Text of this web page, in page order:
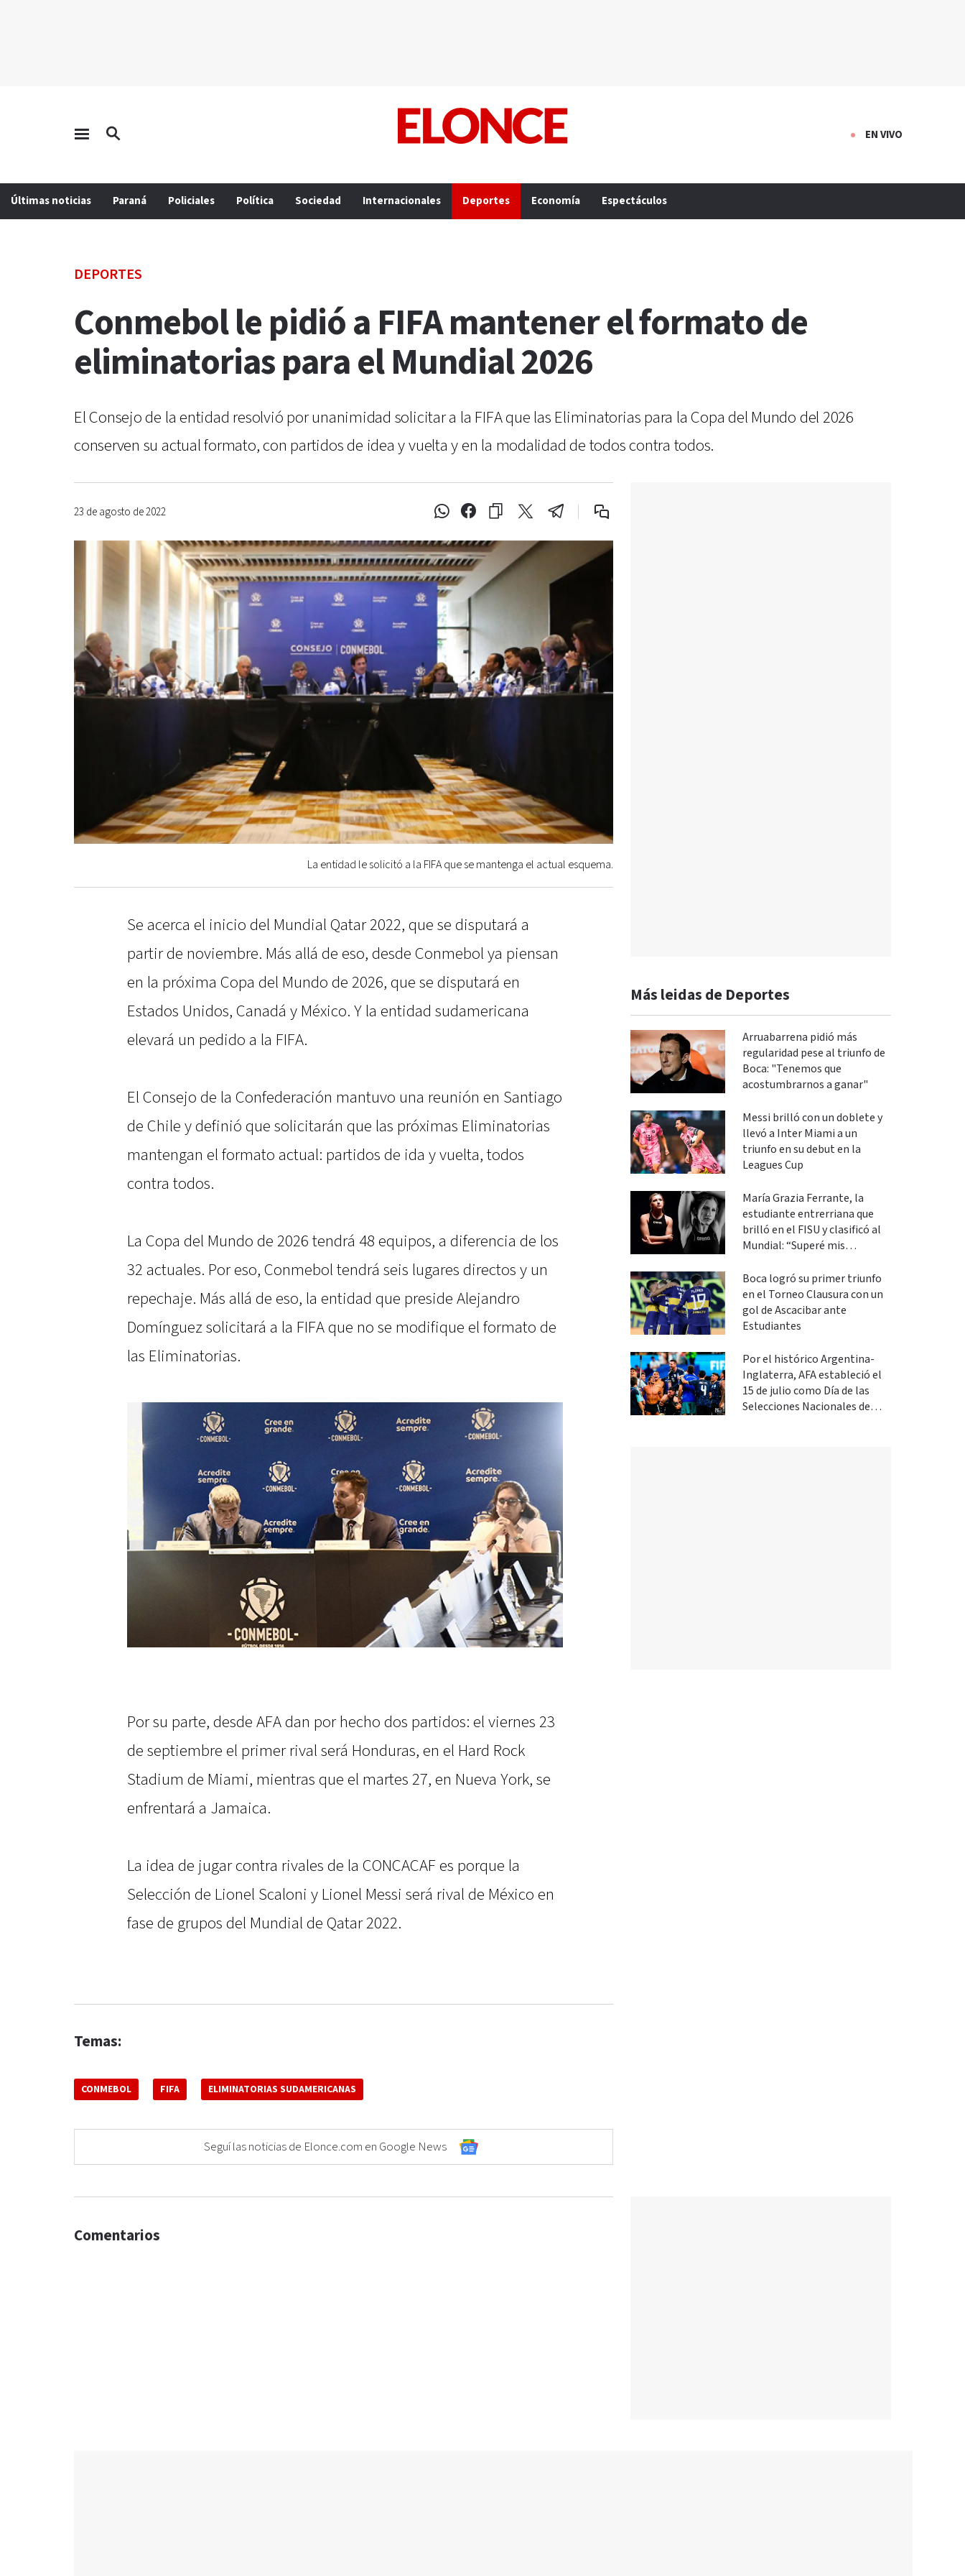
EN VIVO
Últimas noticias Paraná Policiales Política Sociedad Internacionales Deportes Economía Espectáculos
DEPORTES
Conmebol le pidió a FIFA mantener el formato de
eliminatorias para el Mundial 2026
El Consejo de la entidad resolvió por unanimidad solicitar a la FIFA que las Eliminatorias para la Copa del Mundo del 2026
conserven su actual formato, con partidos de idea y vuelta y en la modalidad de todos contra todos.
23 de agosto de 2022
La entidad le solicitó a la FIFA que se mantenga el actual esquema.
Se acerca el inicio del Mundial Qatar 2022, que se disputará a
partir de noviembre. Más allá de eso, desde Conmebol ya piensan
en la próxima Copa del Mundo de 2026, que se disputará en
Estados Unidos, Canadá y México. Y la entidad sudamericana
elevará un pedido a la FIFA.
El Consejo de la Confederación mantuvo una reunión en Santiago
de Chile y definió que solicitarán que las próximas Eliminatorias
mantengan el formato actual: partidos de ida y vuelta, todos
contra todos.
La Copa del Mundo de 2026 tendrá 48 equipos, a diferencia de los
32 actuales. Por eso, Conmebol tendrá seis lugares directos y un
repechaje. Más allá de eso, la entidad que preside Alejandro
Domínguez solicitará a la FIFA que no se modifique el formato de
las Eliminatorias.
Por su parte, desde AFA dan por hecho dos partidos: el viernes 23
de septiembre el primer rival será Honduras, en el Hard Rock
Stadium de Miami, mientras que el martes 27, en Nueva York, se
enfrentará a Jamaica.
La idea de jugar contra rivales de la CONCACAF es porque la
Selección de Lionel Scaloni y Lionel Messi será rival de México en
fase de grupos del Mundial de Qatar 2022.
Temas:
CONMEBOL FIFA ELIMINATORIAS SUDAMERICANAS
Seguí las noticias de Elonce.com en Google News
Más leidas de Deportes
Arruabarrena pidió más
regularidad pese al triunfo de
Boca: "Tenemos que
acostumbrarnos a ganar"
Messi brilló con un doblete y
llevó a Inter Miami a un
triunfo en su debut en la
Leagues Cup
María Grazia Ferrante, la
estudiante entrerriana que
brilló en el FISU y clasificó al
Mundial: “Superé mis
Boca logró su primer triunfo
en el Torneo Clausura con un
gol de Ascacibar ante
Estudiantes
Por el histórico Argentina-
Inglaterra, AFA estableció el
15 de julio como Día de las
Selecciones Nacionales de
Comentarios